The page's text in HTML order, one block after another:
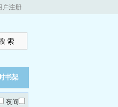
户注册
书架
夜间